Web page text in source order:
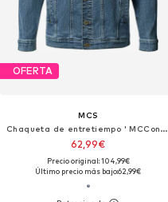
OFERTA
MCS
Chaqueta de entretiempo ' MCConner Denim '
62,99€
Precio original: 104,99€
Último precio más bajo:62,99€